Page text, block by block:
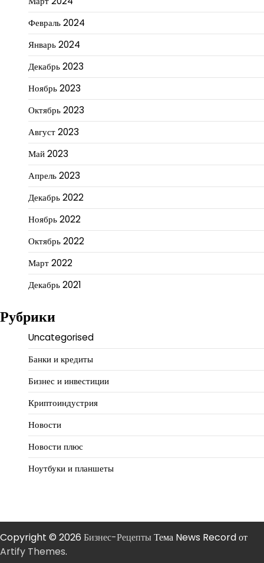
Февраль 2024
Январь 2024
Декабрь 2023
Ноябрь 2023
Октябрь 2023
Август 2023
Май 2023
Апрель 2023
Декабрь 2022
Ноябрь 2022
Октябрь 2022
Март 2022
Декабрь 2021
Рубрики
Uncategorised
Банки и кредиты
Бизнес и инвестиции
Криптоиндустрия
Новости
Новости плюс
Ноутбуки и планшеты
Copyright © 2026 Бизнес-РецептыТема News Record от
Artify Themes.